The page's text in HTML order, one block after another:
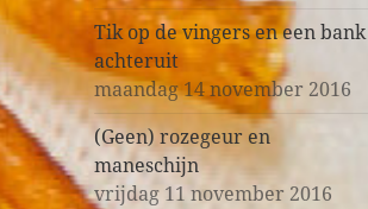
Tik op de vingers en een bank
achteruit
maandag 14 november 2016
(Geen) rozegeur en
maneschijn
vrijdag 11 november 2016